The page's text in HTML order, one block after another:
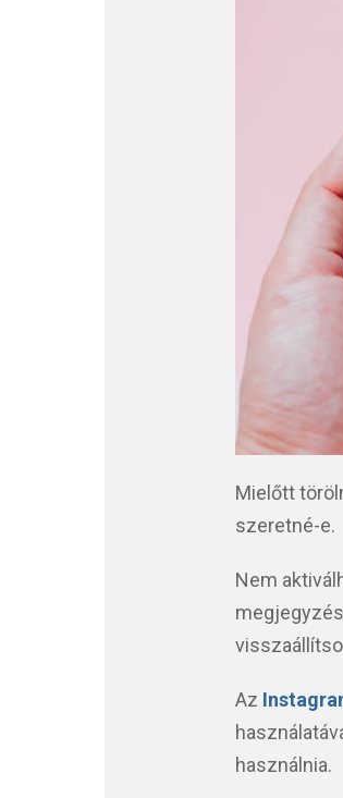
Mielőtt
szeretné-e.
Nem
Az
használnia.